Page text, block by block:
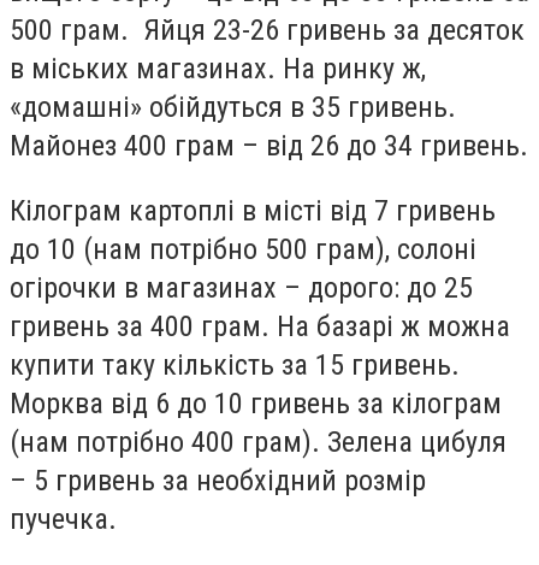
500 грам. Яйця 23-26 гривень за десяток
в міських магазинах. На ринку ж,
«домашні» обійдуться в 35 гривень.
Майонез 400 грам – від 26 до 34 гривень.
Кілограм картоплі в місті від 7 гривень
до 10 (нам потрібно 500 грам), солоні
огірочки в магазинах – дорого: до 25
гривень за 400 грам. На базарі ж можна
купити таку кількість за 15 гривень.
Морква від 6 до 10 гривень за кілограм
(нам потрібно 400 грам). Зелена цибуля
– 5 гривень за необхідний розмір
пучечка.